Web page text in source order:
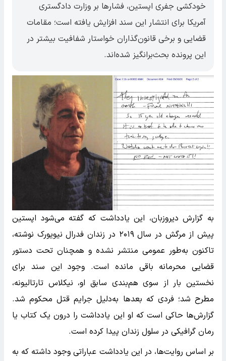
خودکشی جفری اپستین، فشارها بر وزارت دادگستری
آمریکا برای انتشار این سند افزایش یافته است؛ مقامات
قضایی و برخی قانون‌گذاران خواستار شفافیت بیشتر در
این پرونده بحث‌برانگیز شده‌اند.
به گزارش دیروزبان، این یادداشت که گفته می‌شود اپستین
پیش از مرگش در سال ۲۰۱۹ در زندان فدرال نیویورک نوشته،
تاکنون به‌طور عمومی منتشر نشده و همچنان تحت دستور
قضایی محرمانه باقی مانده است. وجود این سند برای
نخستین بار از سوی هم‌بندی سابق او، نیکلاس تارتالیونه،
مطرح شد؛ فردی که بعدها به‌دلیل جرایم قتل محکوم شد.
گزارش‌ها حاکی است که او این یادداشت را درون یک کتاب یا
رمان گرافیکی در سلول زندان پیدا کرده است.
بر اساس روایت‌ها، در این یادداشت عباراتی وجود داشته که به